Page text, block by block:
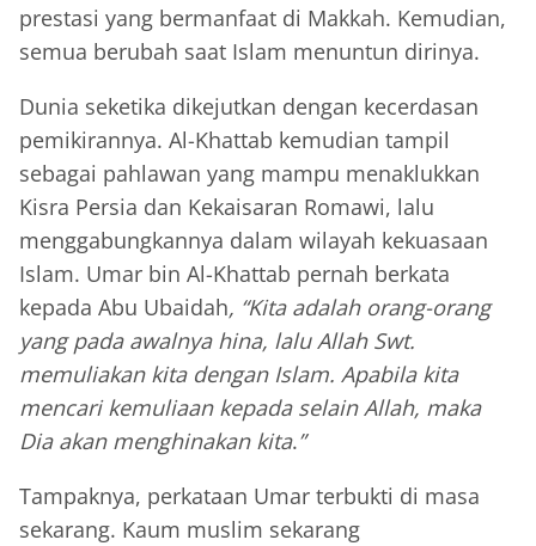
prestasi yang bermanfaat di Makkah. Kemudian,
semua berubah saat Islam menuntun dirinya.
Dunia seketika dikejutkan dengan kecerdasan
pemikirannya. Al-Khattab kemudian tampil
sebagai pahlawan yang mampu menaklukkan
Kisra Persia dan Kekaisaran Romawi, lalu
menggabungkannya dalam wilayah kekuasaan
Islam. Umar bin Al-Khattab pernah berkata
kepada Abu Ubaidah, “Kita adalah orang-orang
yang pada awalnya hina, lalu Allah Swt.
memuliakan kita dengan Islam. Apabila kita
mencari kemuliaan kepada selain Allah, maka
Dia akan menghinakan kita.”
Tampaknya, perkataan Umar terbukti di masa
sekarang. Kaum muslim sekarang